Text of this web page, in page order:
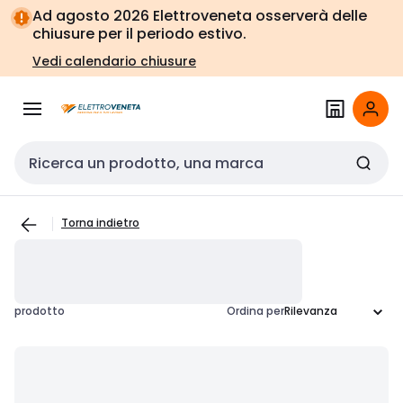
Vai alla
navigazione
Vai
alla
pagina
Ad agosto 2026 Elettroveneta osserverà delle
chiusure per il periodo estivo.
Vedi calendario chiusure
Cerca input
Torna indietro
prodotto Ordina per